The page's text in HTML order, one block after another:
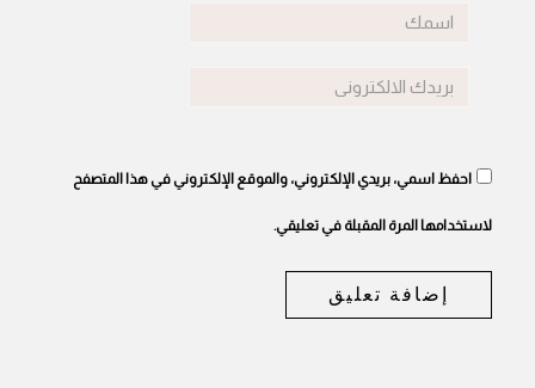
احفظ اسمي، بريدي الإلكتروني، والموقع الإلكتروني في هذا المتصفح
لاستخدامها المرة المقبلة في تعليقي.